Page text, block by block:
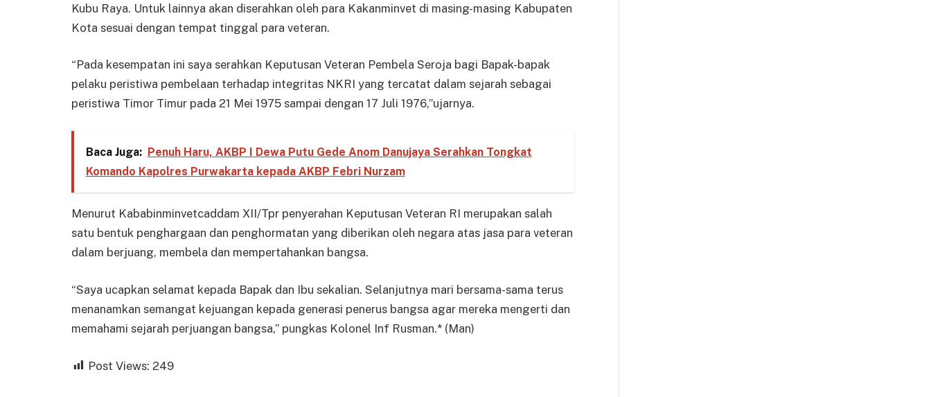
Kubu Raya. Untuk lainnya akan diserahkan oleh para Kakanminvet di masing-masing Kabupaten
Kota sesuai dengan tempat tinggal para veteran.
“Pada kesempatan ini saya serahkan Keputusan Veteran Pembela Seroja bagi Bapak-bapak
pelaku peristiwa pembelaan terhadap integritas NKRI yang tercatat dalam sejarah sebagai
peristiwa Timor Timur pada 21 Mei 1975 sampai dengan 17 Juli 1976,”ujarnya.
Baca Juga:
Penuh Haru, AKBP I Dewa Putu Gede Anom Danujaya Serahkan Tongkat
Komando Kapolres Purwakarta kepada AKBP Febri Nurzam
Menurut Kababinminvetcaddam XII/Tpr penyerahan Keputusan Veteran RI merupakan salah
satu bentuk penghargaan dan penghormatan yang diberikan oleh negara atas jasa para veteran
dalam berjuang, membela dan mempertahankan bangsa.
“Saya ucapkan selamat kepada Bapak dan Ibu sekalian. Selanjutnya mari bersama-sama terus
menanamkan semangat kejuangan kepada generasi penerus bangsa agar mereka mengerti dan
memahami sejarah perjuangan bangsa,” pungkas Kolonel Inf Rusman.* (Man)
Post Views: 249